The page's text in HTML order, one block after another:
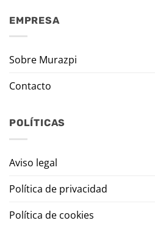
EMPRESA
Sobre Murazpi
Contacto
POLÍTICAS
Aviso legal
Política de privacidad
Política de cookies